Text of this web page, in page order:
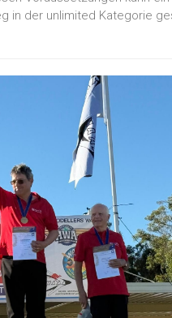
in der unlimited Kategorie